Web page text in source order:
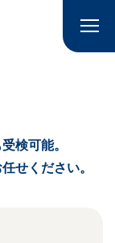
検可能。
せください。